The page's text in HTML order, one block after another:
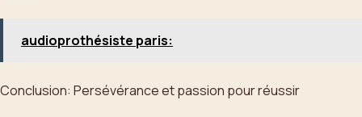
audioprothésiste paris:
Conclusion: Persévérance et passion pour réussir